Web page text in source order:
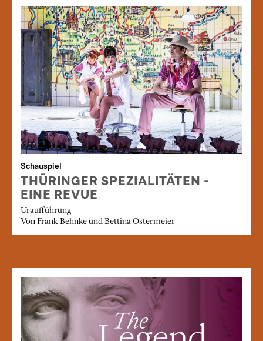
Schauspiel
THÜRINGER SPEZIALITÄTEN -
EINE REVUE
Uraufführung
Von Frank Behnke und Bettina Ostermeier